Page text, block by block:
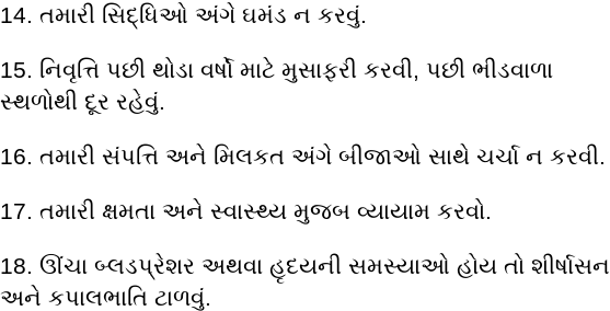
14. તમારી સિદ્ધિઓ અંગે ઘમંડ ન કરવું.
15. નિવૃત્તિ પછી થોડા વર્ષો માટે મુસાફરી કરવી, પછી ભીડવાળા
સ્થળોથી દૂર રહેવું.
16. તમારી સંપત્તિ અને મિલકત અંગે બીજાઓ સાથે ચર્ચા ન કરવી.
17. તમારી ક્ષમતા અને સ્વાસ્થ્ય મુજબ વ્યાયામ કરવો.
18. ઊંચા બ્લડપ્રેશર અથવા હૃદયની સમસ્યાઓ હોય તો શીર્ષાસન
અને કપાલભાતિ ટાળવું.